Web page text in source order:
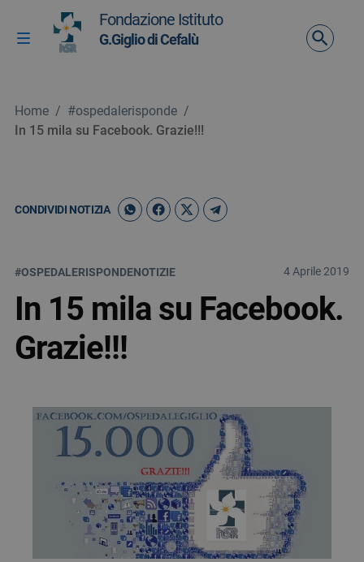
Vai ai contenuti
Vai al menu di navigazione
Vai al footer
Attiva / disattiva la navigazione
Fondazione Istituto
G.Giglio di Cefalù
Home / #ospedalerisponde /
In 15 mila su Facebook. Grazie!!!
CONDIVIDI NOTIZIA
#OSPEDALERISPONDENOTIZIE 4 Aprile 2019
In 15 mila su Facebook.
Grazie!!!